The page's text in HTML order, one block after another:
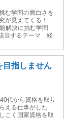
む学問の面白さを
が見えてくる！
題解決に挑む学問
当するテーマ 経
目指しません
代から資格を取り
える仕事がした
こく国家資格を取